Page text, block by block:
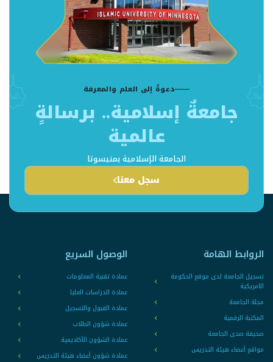
دعوةٌ إلى العلم والمعرفة
جامعةٌ إسلامية.. برسالةٍ
عالمية
الجامعة الإسلامية بمنيسوتا
سجل معنا
الروابط الهامة
تسجيل الجامعة لدى موقع الحكومة
الامريكية
مجلة الجامعة
المكتبة الرقمية
صحيفة صدى الجامعة
مواقع أعضاء هيئة التدريس
الوصول السريع
عمادة تقنية المعلومات
عمادة الدراسات العليا
عمادة القبول والتسجيل
عمادة شؤون الطلاب
عمادة الشؤون الأكاديمية
عمادة شؤون أعضاء هيئة التدريس